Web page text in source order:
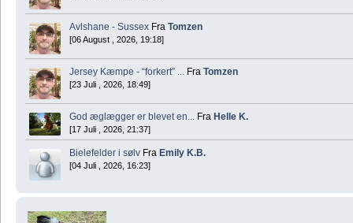
Avlshane - Sussex Fra Tomzen
[06 August , 2026, 19:18]
Jersey Kæmpe - “forkert” ... Fra Tomzen
[23 Juli , 2026, 18:49]
God æglægger er blevet en... Fra Helle K.
[17 Juli , 2026, 21:37]
Bielefelder i sølv Fra Emily K.B.
[04 Juli , 2026, 16:23]